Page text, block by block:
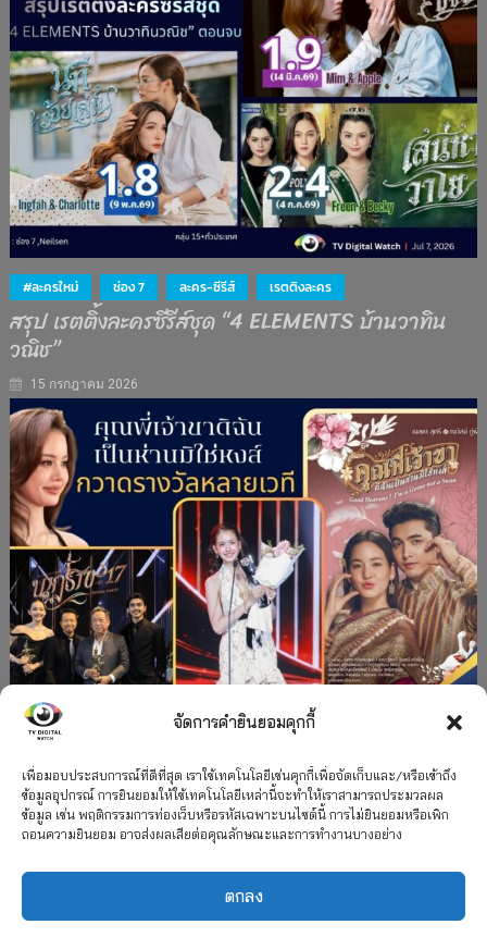
จัดการคำยินยอมคุกกี้
เพื่อมอบประสบการณ์ที่ดีที่สุด เราใช้เทคโนโลยีเช่นคุกกี้เพื่อจัดเก็บและ/หรือเข้าถึง
ข้อมูลอุปกรณ์ การยินยอมให้ใช้เทคโนโลยีเหล่านี้จะทำให้เราสามารถประมวลผล
ข้อมูล เช่น พฤติกรรมการท่องเว็บหรือรหัสเฉพาะบนไซต์นี้ การไม่ยินยอมหรือเพิก
ถอนความยินยอม อาจส่งผลเสียต่อคุณลักษณะและการทำงานบางอย่าง
ตกลง
#ละครใหม่ ช่อง 7 ละคร-ซีรีส์ เรตติงละคร
สรุป เรตติ้งละครซีรีส์ชุด “4 ELEMENTS บ้านวาทิน
วณิช”
15 กรกฎาคม 2026
”คุณพี่เจ้าขาดิฉันเป็นห่านมิใช่หงส์” กวาดรางวัล
เพียบ จาก 8 เวที
2026 TV Digital Watch All Rights Reserved.